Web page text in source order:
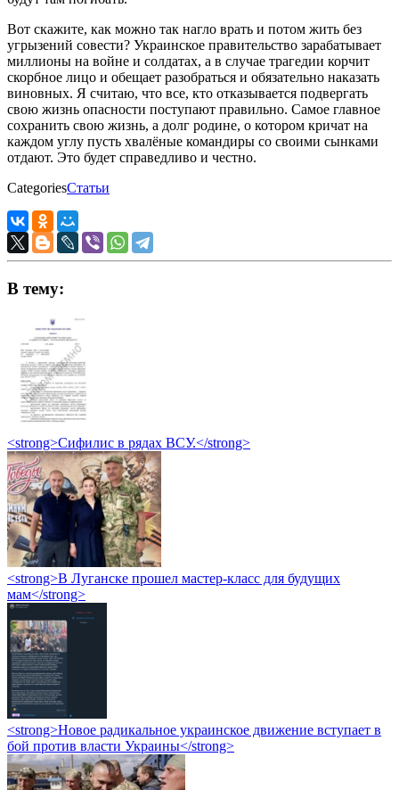
Вот скажите, как можно так нагло врать и потом жить без
угрызений совести? Украинское правительство зарабатывает
миллионы на войне и солдатах, а в случае трагедии корчит
скорбное лицо и обещает разобраться и обязательно наказать
виновных. Я считаю, что все, кто отказывается подвергать
свою жизнь опасности поступают правильно. Самое главное
сохранить свою жизнь, а долг родине, о котором кричат на
каждом углу пусть хвалёные командиры со своими сынками
отдают. Это будет справедливо и честно.
CategoriesСтатьи
В тему:
<strong>Сифилис в рядах ВСУ.</strong>
<strong>В Луганске прошел мастер-класс для будущих
мам</strong>
<strong>Новое радикальное украинское движение вступает в
бой против власти Украины</strong>